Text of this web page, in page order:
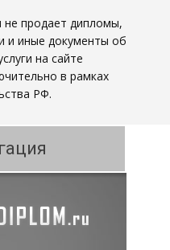
не продает дипломы,
и иные документы об
на сайте
в рамках
РФ.